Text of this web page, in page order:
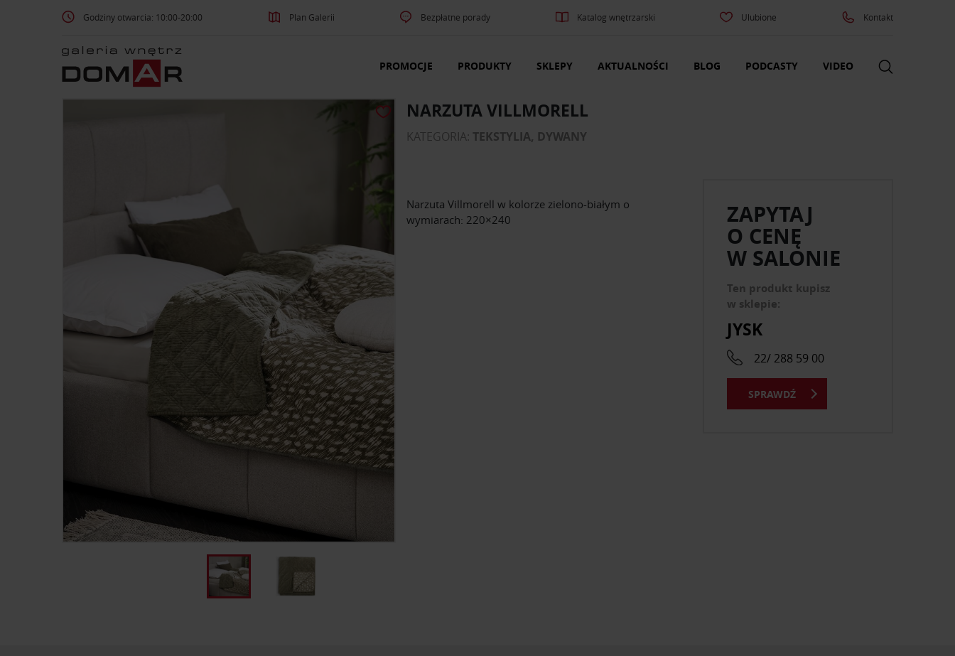
Godziny otwarcia: 10:00-20:00 Plan Galerii Bezpłatne porady Katalog wnętrzarski Ulubione Kontakt
PROMOCJE PRODUKTY SKLEPY AKTUALNOŚCI BLOG PODCASTY VIDEO
NARZUTA VILLMORELL
KATEGORIA: TEKSTYLIA, DYWANY
Narzuta Villmorell w kolorze zielono-białym o
wymiarach: 220×240
ZAPYTAJ
O CENĘ
W SALONIE
Ten produkt kupisz
w sklepie:
JYSK
22/ 288 59 00
SPRAWDŹ